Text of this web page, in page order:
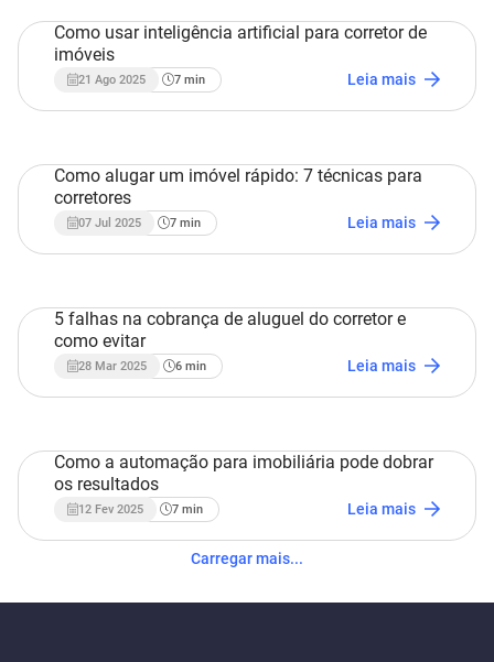
Como usar inteligência artificial para corretor de
imóveis
21 Ago 2025 7min Leia mais
Como alugar um imóvel rápido: 7 técnicas para
corretores
07 Jul 2025 7min Leia mais
5 falhas na cobrança de aluguel do corretor e
como evitar
28 Mar 2025 6min Leia mais
Como a automação para imobiliária pode dobrar
os resultados
12 Fev 2025 7min Leia mais
Carregar mais...